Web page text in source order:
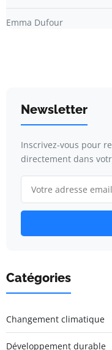
Emma Dufour
Newsletter
Inscrivez-vous pour
directement dans
Catégories
Changement climatique
Développement durable